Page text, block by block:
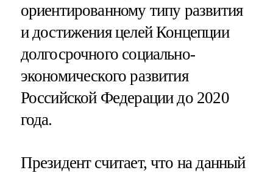
ориентированному типу развития
и достижения целей Концепции
долгосрочного социально-
экономического развития
Российской Федерации до 2020
года.
Президент считает, что на данный